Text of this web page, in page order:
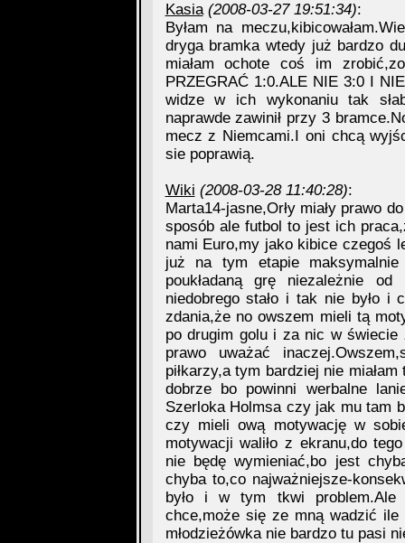
Kasia (2008-03-27 19:51:34):
Byłam na
dryga bramka wtedy już bardzo
miałam ochote coś im
PRZEGRAĆ 1:0.ALE NIE 3:0 I
widze w ich wykonaniu tak
naprawde zawinił przy 3
mecz z Niemcami.I oni chcą
sie poprawią.
Wiki (2008-03-28 11:40:28):
Marta14-jasne,Orły miały prawo
sposób ale futbol to jest ich
nami Euro,my jako kibice czegoś
już na tym etapie
poukładaną grę niezależnie
niedobrego stało i tak nie było i
zdania,że no owszem mieli tą
po drugim golu i za nic w
prawo uważać
piłkarzy,a tym bardziej nie
dobrze bo powinni werbalne
Szerloka Holmsa czy jak mu tam
czy mieli ową motywację w
motywacji waliło z ekranu,do
nie będę wymieniać,bo jest
chyba to,co najważniejsze-
było i w tym tkwi
chce,może się ze mną wadzić
młodzieżówka nie bardzo tu pasi